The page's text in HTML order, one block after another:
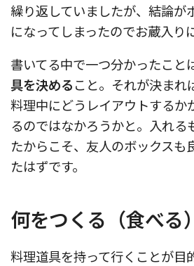
繰り返していましたが、結論が
になってしまったのでお蔵入り
書いてる中で一つ分かったこと
具を決めること。それが決まれ
料理中にどうレイアウトするか
るのではなかろうかと。入れる
たからこそ、友人のボックスも
たはずです。
何をつくる（食べる
料理道具を持って行くことが目